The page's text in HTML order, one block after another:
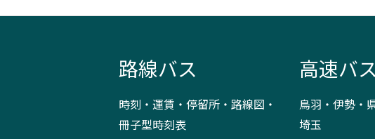
路線バス
時刻・運賃・停留所・路線図・
冊子型時刻表
高速バス
鳥羽・伊勢・
埼玉